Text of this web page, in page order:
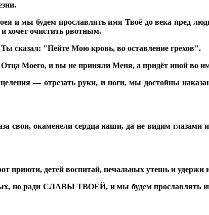
и мы будем прославлять имя Твоё до века пред
хочет очистить рвотным.
сказал: "Пейте Мою кровь, во оставление грехов".
Моего, и вы не приняли Меня, а придёт иной во
— отрезать руки, и ноги, мы достойны
свои, окаменели сердца наши, да не видим
детей воспитай, печальных утешь и удержи
но ради СЛАВЫ ТВОЕЙ, и мы будем